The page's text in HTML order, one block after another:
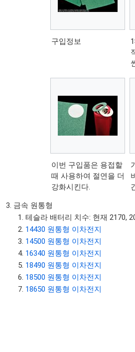
구입정보
이번 구입품은 용접할
때 사용하여 절연을 더
강화시킨다.
금속 원통형
테슬라 배터리 치수: 현재 2170,
14430 원통형 이차전지
14500 원통형 이차전지
16340 원통형 이차전지
18490 원통형 이차전지
18500 원통형 이차전지
18650 원통형 이차전지